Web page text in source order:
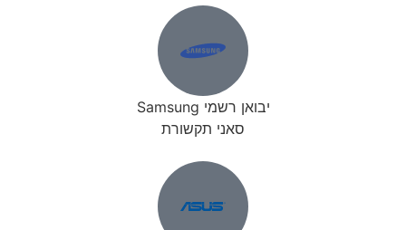
יבואן רשמי Samsung
סאני תקשורת